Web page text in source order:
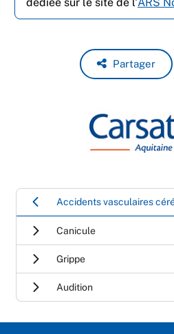
Partager
Accidents vasculaires
Canicule
Grippe
Audition